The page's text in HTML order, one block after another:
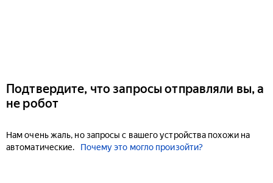
Подтвердите, что запросы отправляли вы, а
не робот
Нам очень жаль, но запросы с вашего устройства похожи на
автоматические.
Почему это могло произойти?